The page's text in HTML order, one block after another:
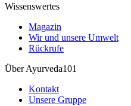
Wissenswertes
Magazin
Wir und unsere Umwelt
Rückrufe
Über Ayurveda101
Kontakt
Unsere Gruppe